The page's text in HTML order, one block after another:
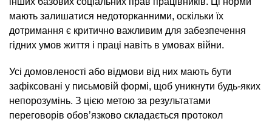
мають залишатися недоторканними, оскільки їх
дотримання є критично важливим для забезпечення
гідних умов життя і праці навіть в умовах війни.
Усі домовленості або відмови від них мають бути
зафіксовані у письмовій формі, щоб уникнути будь-яких
непорозумінь. З цією метою за результатами
переговорів обов’язково складається протокол